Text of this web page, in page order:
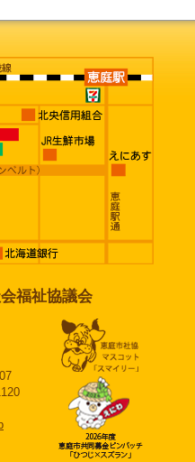
福祉協議会